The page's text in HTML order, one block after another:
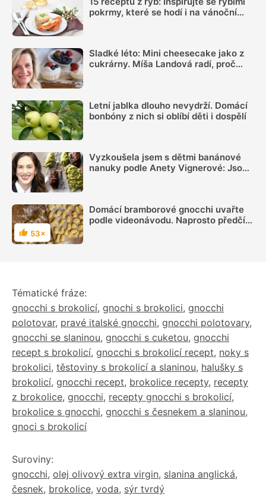
pokrmy, které se hodí i na vánoční
Sladké léto: Mini cheesecake jako z
cukrárny. Míša Landová radí, proč
Letní jablka dlouho nevydrží. Domácí
bonbóny z nich si oblíbí děti i dospělí
Vyzkoušela jsem s dětmi banánové
nanuky podle Anety Vignerové: Jsou
Hodnocení
53×
Domácí bramborové gnocchi uvařte
podle videonávodu. Naprosto předčí
Tématické fráze:
gnocchi s brokolicí, gnochi s brokolici, gnocchi
polotovar, pravé italské gnocchi, gnocchi polotovary,
gnocchi se slaninou, gnocchi s cuketou, gnocchi
recept s brokolicí, gnocchi s brokolicí recept, noky s
brokolici, těstoviny s brokolicí a slaninou, halušky s
brokolicí, gnocchi recept, brokolice recepty, recepty
z brokolice, gnocchi, recepty gnocchi s brokolicí,
brokolice s gnocchi, gnocchi s česnekem a slaninou,
gnoci s brokolicí
Suroviny:
gnocchi, olej olivový extra virgin, slanina anglická,
česnek, brokolice, voda, sýr tvrdý